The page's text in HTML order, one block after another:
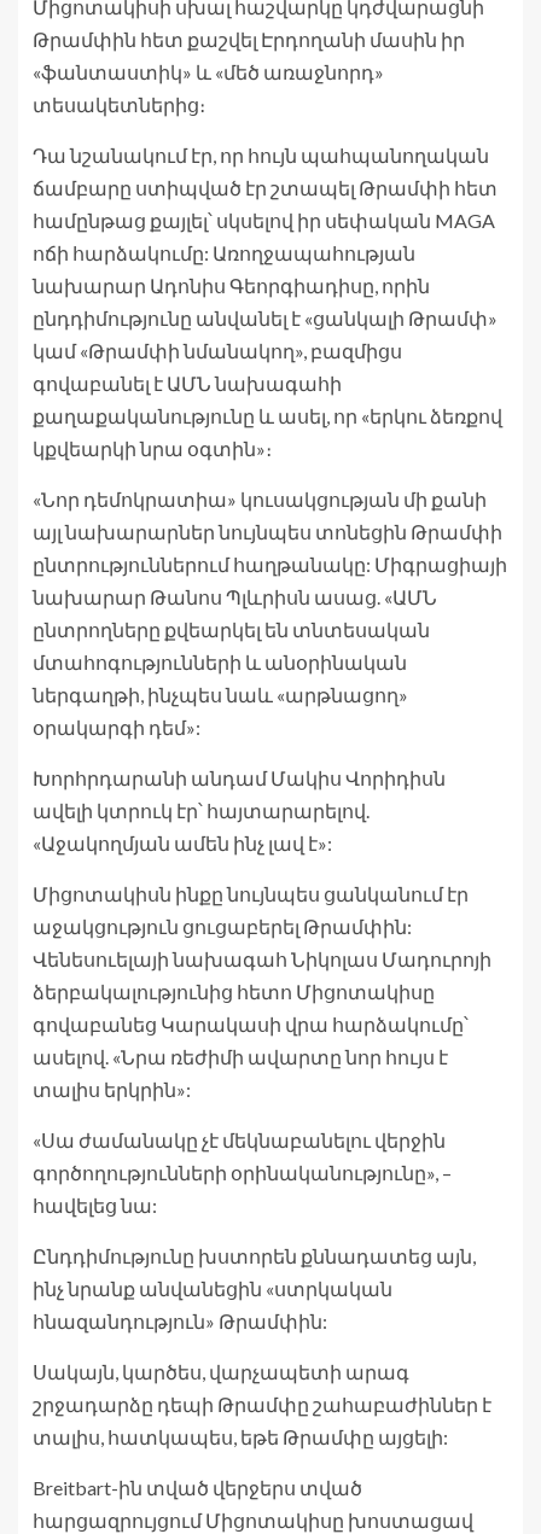
Միցոտակիսի սխալ հաշվարկը կդժվարացնի
Թրամփին հետ քաշվել Էրդողանի մասին իր
«ֆանտաստիկ» և «մեծ առաջնորդ»
տեսակետներից։
Դա նշանակում էր, որ հույն պահպանողական
ճամբարը ստիպված էր շտապել Թրամփի հետ
համընթաց քայլել՝ սկսելով իր սեփական MAGA
ոճի հարձակումը: Առողջապահության
նախարար Ադոնիս Գեորգիադիսը, որին
ընդդիմությունը անվանել է «ցանկալի Թրամփ»
կամ «Թրամփի նմանակող», բազմիցս
գովաբանել է ԱՄՆ նախագահի
քաղաքականությունը և ասել, որ «երկու ձեռքով
կքվեարկի նրա օգտին»։
«Նոր դեմոկրատիա» կուսակցության մի քանի
այլ նախարարներ նույնպես տոնեցին Թրամփի
ընտրություններում հաղթանակը: Միգրացիայի
նախարար Թանոս Պլևրիսն ասաց. «ԱՄՆ
ընտրողները քվեարկել են տնտեսական
մտահոգությունների և անօրինական
ներգաղթի, ինչպես նաև «արթնացող»
օրակարգի դեմ»:
Խորհրդարանի անդամ Մակիս Վորիդիսն
ավելի կտրուկ էր՝ հայտարարելով.
«Աջակողմյան ամեն ինչ լավ է»:
Միցոտակիսն ինքը նույնպես ցանկանում էր
աջակցություն ցուցաբերել Թրամփին:
Վենեսուելայի նախագահ Նիկոլաս Մադուրոյի
ձերբակալությունից հետո Միցոտակիսը
գովաբանեց Կարակասի վրա հարձակումը՝
ասելով. «Նրա ռեժիմի ավարտը նոր հույս է
տալիս երկրին»:
«Սա ժամանակը չէ մեկնաբանելու վերջին
գործողությունների օրինականությունը», –
հավելեց նա:
Ընդդիմությունը խստորեն քննադատեց այն,
ինչ նրանք անվանեցին «ստրկական
հնազանդություն» Թրամփին:
Սակայն, կարծես, վարչապետի արագ
շրջադարձը դեպի Թրամփը շահաբաժիններ է
տալիս, հատկապես, եթե Թրամփը այցելի:
Breitbart-ին տված վերջերս տված
հարցազրույցում Միցոտակիսը խոստացավ